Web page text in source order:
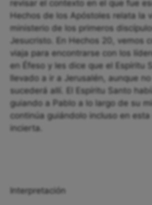
revisar el contexto en el que fue
Hechos de los Apóstoles relata la
ministerio de los primeros
Jesucristo. En Hechos 20, vemos
viaja para encontrarse con los
en Éfeso y les dice que el Espíritu
llevado a ir a Jerusalén, aunque
sucederá allí. El Espíritu Santo
guiando a Pablo a lo largo de su
continúa guiándolo incluso en
incierta.
Interpretación